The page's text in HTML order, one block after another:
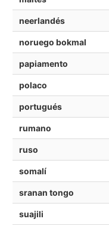
neerlandés
noruego bokmal
papiamento
polaco
portugués
rumano
ruso
somalí
sranan tongo
suajili